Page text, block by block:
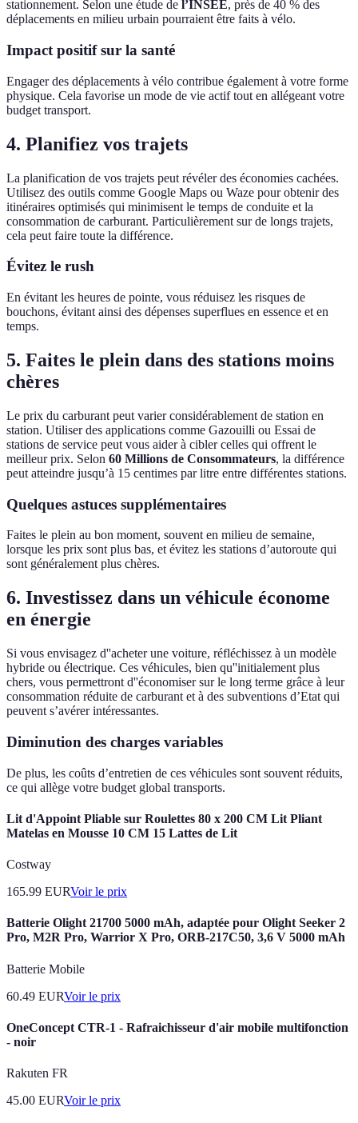
stationnement. Selon une étude de l’INSEE, près de 40 % des
déplacements en milieu urbain pourraient être faits à vélo.
Impact positif sur la santé
Engager des déplacements à vélo contribue également à votre forme
physique. Cela favorise un mode de vie actif tout en allégeant votre
budget transport.
4. Planifiez vos trajets
La planification de vos trajets peut révéler des économies cachées.
Utilisez des outils comme Google Maps ou Waze pour obtenir des
itinéraires optimisés qui minimisent le temps de conduite et la
consommation de carburant. Particulièrement sur de longs trajets,
cela peut faire toute la différence.
Évitez le rush
En évitant les heures de pointe, vous réduisez les risques de
bouchons, évitant ainsi des dépenses superflues en essence et en
temps.
5. Faites le plein dans des stations moins
chères
Le prix du carburant peut varier considérablement de station en
station. Utiliser des applications comme Gazouilli ou Essai de
stations de service peut vous aider à cibler celles qui offrent le
meilleur prix. Selon 60 Millions de Consommateurs, la différence
peut atteindre jusqu’à 15 centimes par litre entre différentes stations.
Quelques astuces supplémentaires
Faites le plein au bon moment, souvent en milieu de semaine,
lorsque les prix sont plus bas, et évitez les stations d’autoroute qui
sont généralement plus chères.
6. Investissez dans un véhicule économe
en énergie
Si vous envisagez d''acheter une voiture, réfléchissez à un modèle
hybride ou électrique. Ces véhicules, bien qu''initialement plus
chers, vous permettront d''économiser sur le long terme grâce à leur
consommation réduite de carburant et à des subventions d’Etat qui
peuvent s’avérer intéressantes.
Diminution des charges variables
De plus, les coûts d’entretien de ces véhicules sont souvent réduits,
ce qui allège votre budget global transports.
Lit d'Appoint Pliable sur Roulettes 80 x 200 CM Lit Pliant
Matelas en Mousse 10 CM 15 Lattes de Lit
Costway
165.99 EURVoir le prix
Batterie Olight 21700 5000 mAh, adaptée pour Olight Seeker 2
Pro, M2R Pro, Warrior X Pro, ORB-217C50, 3,6 V 5000 mAh
Batterie Mobile
60.49 EURVoir le prix
OneConcept CTR-1 - Rafraichisseur d'air mobile multifonction
- noir
Rakuten FR
45.00 EURVoir le prix